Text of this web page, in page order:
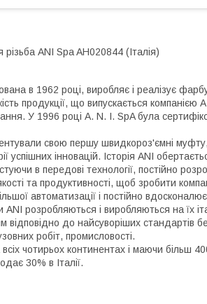
ANI Spa AH020844 (Італія)
в 1962 році, виробляє і реалізує
продукції, що випускається компанією
У 1996 році A. N. I. SpA була
свою першу швидкороз'ємні
успішних інновацій. Історія ANI
в передові технології, постійно
та продуктивності, щоб зробити
автоматизації і постійно вдосконалює
ANI розробляються і виробляються на їх
відповідно до найсуворіших стандартів
робіт, промисловості.
чотирьох континентах і маючи більш
30% в Італії.